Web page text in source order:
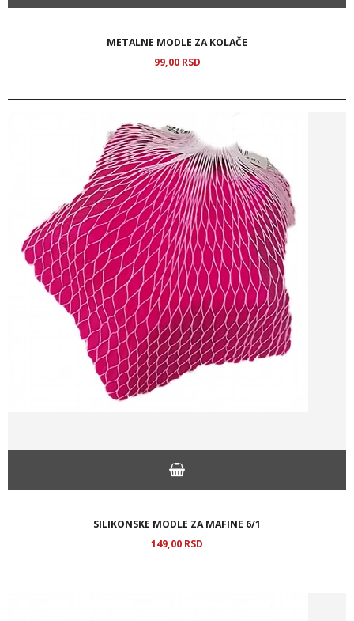
METALNE MODLE ZA KOLAČE
99,00 RSD
SILIKONSKE MODLE ZA MAFINE 6/1
149,00 RSD